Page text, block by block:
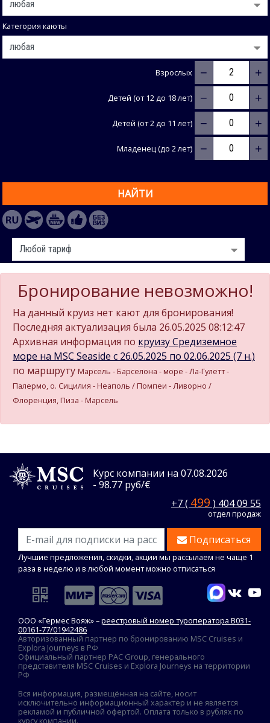
Категория каюты
Взрослых − +
Детей (от 12 до 18 лет) − +
Детей (от 2 до 11 лет) − +
Младенец (до 2 лет) − +
НАЙТИ
Бронирование невозможно!
На данный круиз нет кают для бронирования!
Последняя актуализация была 26.05.2025 08:12:47
Архивная информация по круизу Средиземное
море на MSC Seaside c 26.05.2025 по 02.06.2025 (7 н.)
по маршруту Марсель - Барселона - море - Ла-Гулетт -
Палермо, о. Сицилия - Неаполь / Помпеи - Ливорно /
Флоренция, Пиза - Марсель
Курс компании на 07.08.2026
- 98.77 руб/€
+7 ( 499 ) 404 09 55
отдел продаж
Подписаться
Лучшие предложения, скидки, акции мы рассылаем не чаще 1
раза в неделю и в любой момент можно отписаться
ООО «Гермес Вояж» –реестровый номер туроператора В031-
00161-77/01942486
Авторизованный партнер по бронированию MSC Cruises и
Explora Journeys в РФ
Официальный партнер PAC Group, генерального
представителя MSC Cruises и Explora Journeys на территории
РФ
Вся информация, размещённая на сайте, носит
исключительно информационный характер и не является
рекламой и публичной офертой. Оплата только в рублях по
курсу компании.